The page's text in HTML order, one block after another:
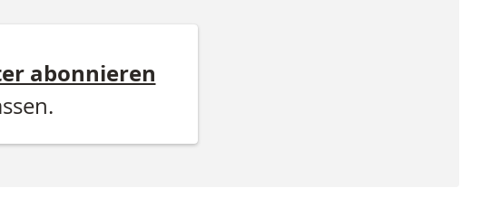
abonnieren